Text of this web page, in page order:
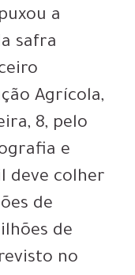
a
safra
Agrícola,
8, pelo
e
deve colher
de
de
no